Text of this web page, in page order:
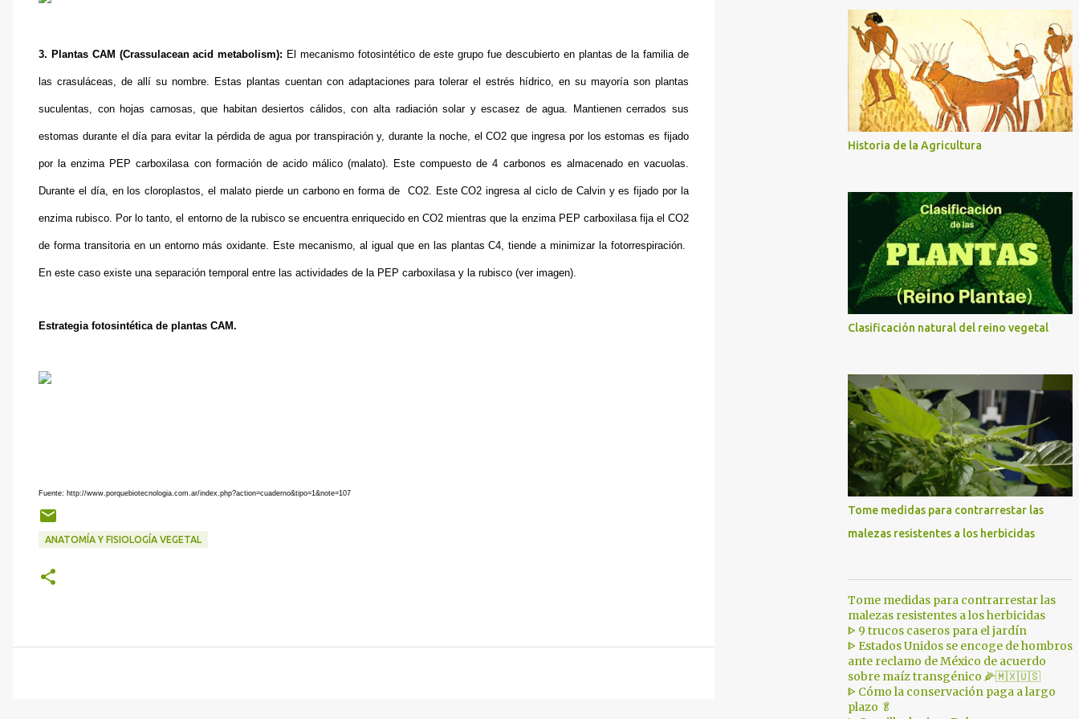
3. Plantas CAM (Crassulacean acid metabolism): El mecanismo fotosintético de este grupo fue descubierto en plantas de la familia de
las crasuláceas, de allí su nombre. Estas plantas cuentan con adaptaciones para tolerar el estrés hídrico, en su mayoría son plantas
suculentas, con hojas carnosas, que habitan desiertos cálidos, con alta radiación solar y escasez de agua. Mantienen cerrados sus
estomas durante el día para evitar la pérdida de agua por transpiración y, durante la noche, el CO2 que ingresa por los estomas es fijado
por la enzima PEP carboxilasa con formación de acido málico (malato). Este compuesto de 4 carbonos es almacenado en vacuolas.
Durante el día, en los cloroplastos, el malato pierde un carbono en forma de CO2. Este CO2 ingresa al ciclo de Calvin y es fijado por la
enzima rubisco. Por lo tanto, el entorno de la rubisco se encuentra enriquecido en CO2 mientras que la enzima PEP carboxilasa fija el CO2
de forma transitoria en un entorno más oxidante. Este mecanismo, al igual que en las plantas C4, tiende a minimizar la fotorrespiración.
En este caso existe una separación temporal entre las actividades de la PEP carboxilasa y la rubisco (ver imagen).
Estrategia fotosintética de plantas CAM.
Fuente: http://www.porquebiotecnologia.com.ar/index.php?action=cuaderno&tipo=1&note=107
ANATOMÍA Y FISIOLOGÍA VEGETAL
Historia de la Agricultura
Clasificación natural del reino vegetal
Tome medidas para contrarrestar las
malezas resistentes a los herbicidas
Tome medidas para contrarrestar las
malezas resistentes a los herbicidas
ᐈ 9 trucos caseros para el jardín
ᐈ Estados Unidos se encoge de hombros
ante reclamo de México de acuerdo
sobre maíz transgénico 🌽🇲🇽🇺🇸
ᐈ Cómo la conservación paga a largo
plazo 🥬